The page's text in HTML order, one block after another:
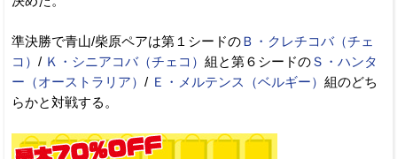
準決勝で青山/柴原ペアは第１シードのＢ・クレチコバ（チェ
コ） / Ｋ・シニアコバ（チェコ） 組と第６シードのＳ・ハンタ
ー（オーストラリア） / Ｅ・メルテンス（ベルギー） 組のどち
らかと対戦する。